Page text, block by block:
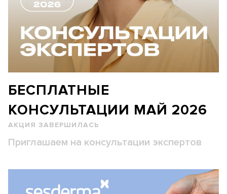
БЕСПЛАТНЫЕ
КОНСУЛЬТАЦИИ МАЙ 2026
АКЦИЯ ЗАВЕРШИЛАСЬ
Приглашаем на консультации экспертов